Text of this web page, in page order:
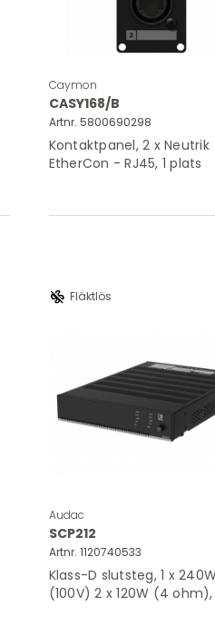
Caymon
CASY168/B
Artnr. 5800690298
Kontaktpanel, 2 x Neutrik
EtherCon - RJ45, 1 plats
mode_fan_off Fläktlös
Audac
SCP212
Artnr. 1120740533
Klass-D slutsteg, 1 x
(100V) 2 x 120W (4 ohm),